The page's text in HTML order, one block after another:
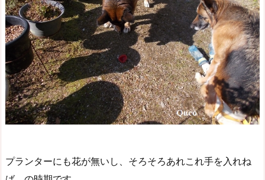
プランターにも花が無いし、そろそろあれこれ手を入れね